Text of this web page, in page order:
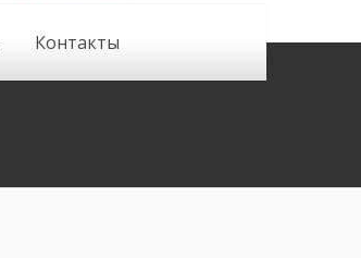
Контакты